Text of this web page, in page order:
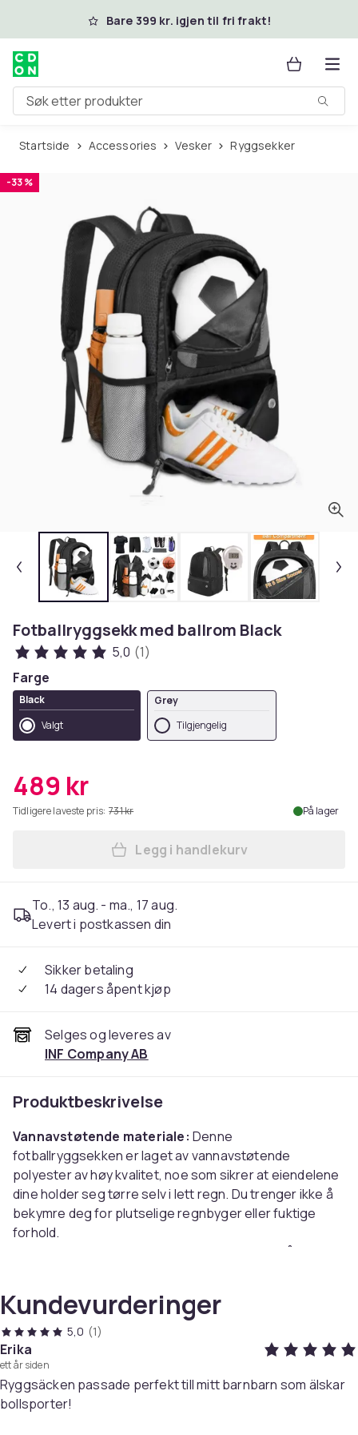
Hopp til hovedinnholdBare 399 kr. igjen til fri frakt!
Søk etter produkter
Startside Accessories Vesker Ryggsekker
-33 %
Fotballryggsekk med ballrom Black
5,0 (1)
Farge
Black
Valgt
Grey
Tilgjengelig
489 kr
Tidligere laveste pris: 731 kr På lager
Legg Fotballryggsekk med
Legg i handlekurv
To., 13 aug. - ma., 17 aug.
Levert i postkassen din
Sikker betaling
14 dagers åpent kjøp
Selges og leveres av
INF Company AB
Produktbeskrivelse
Vannavstøtende materiale: Denne
fotballryggsekken er laget av vannavstøtende
polyester av høy kvalitet, noe som sikrer at eiendelene
dine holder seg tørre selv i lett regn. Du trenger ikke å
bekymre deg for plutselige regnbyger eller fuktige
forhold.
Ballrommet er designet for å holde
Komfortabel og justerbar:Med polstrede
skulderstropper og et pustende ryggpanel gir denne
ryggsekken optimal komfort og støtte, selv når den er
fullastet. De justerbare stroppene gir en tilpasset
passform.
Kundevurderinger
5,0 (1)
Erika
ett år siden
Ryggsäcken passade perfekt till mitt barnbarn som älskar
bollsporter!